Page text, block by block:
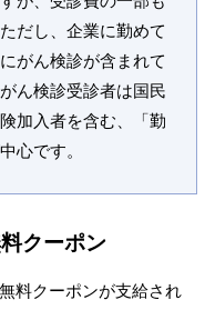
だし、企業に勤めて
がん検診が含まれて
ん検診受診者は国民
加入者を含む、「勤
心です。
クーポン
料クーポンが支給され